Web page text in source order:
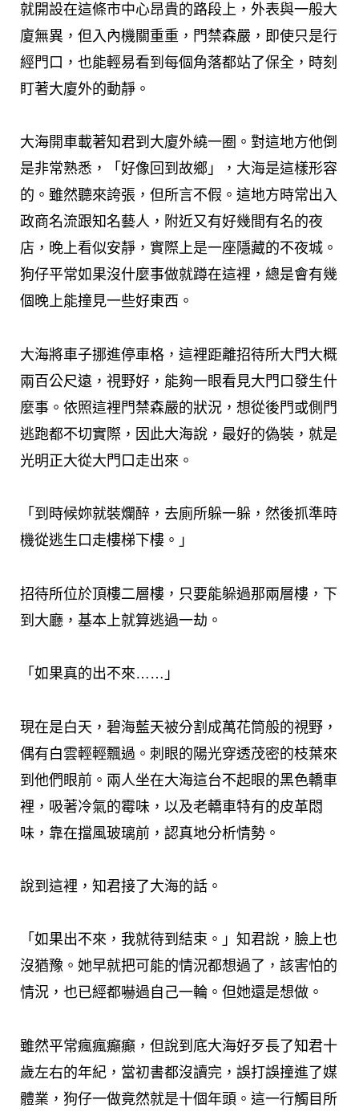
就開設在這條市中心昂貴的路段上，外表與一般大
廈無異，但入內機關重重，門禁森嚴，即使只是行
經門口，也能輕易看到每個角落都站了保全，時刻
盯著大廈外的動靜。
大海開車載著知君到大廈外繞一圈。對這地方他倒
是非常熟悉，「好像回到故鄉」，大海是這樣形容
的。雖然聽來誇張，但所言不假。這地方時常出入
政商名流跟知名藝人，附近又有好幾間有名的夜
店，晚上看似安靜，實際上是一座隱藏的不夜城。
狗仔平常如果沒什麼事做就蹲在這裡，總是會有幾
個晚上能撞見一些好東西。
大海將車子挪進停車格，這裡距離招待所大門大概
兩百公尺遠，視野好，能夠一眼看見大門口發生什
麼事。依照這裡門禁森嚴的狀況，想從後門或側門
逃跑都不切實際，因此大海說，最好的偽裝，就是
光明正大從大門口走出來。
「到時候妳就裝爛醉，去廁所躲一躲，然後抓準時
機從逃生口走樓梯下樓。」
招待所位於頂樓二層樓，只要能躲過那兩層樓，下
到大廳，基本上就算逃過一劫。
「如果真的出不來……」
現在是白天，碧海藍天被分割成萬花筒般的視野，
偶有白雲輕輕飄過。刺眼的陽光穿透茂密的枝葉來
到他們眼前。兩人坐在大海這台不起眼的黑色轎車
裡，吸著冷氣的霉味，以及老轎車特有的皮革悶
味，靠在擋風玻璃前，認真地分析情勢。
說到這裡，知君接了大海的話。
「如果出不來，我就待到結束。」知君說，臉上也
沒猶豫。她早就把可能的情況都想過了，該害怕的
情況，也已經都嚇過自己一輪。但她還是想做。
雖然平常瘋瘋癲癲，但說到底大海好歹長了知君十
歲左右的年紀，當初書都沒讀完，誤打誤撞進了媒
體業，狗仔一做竟然就是十個年頭。這一行觸目所